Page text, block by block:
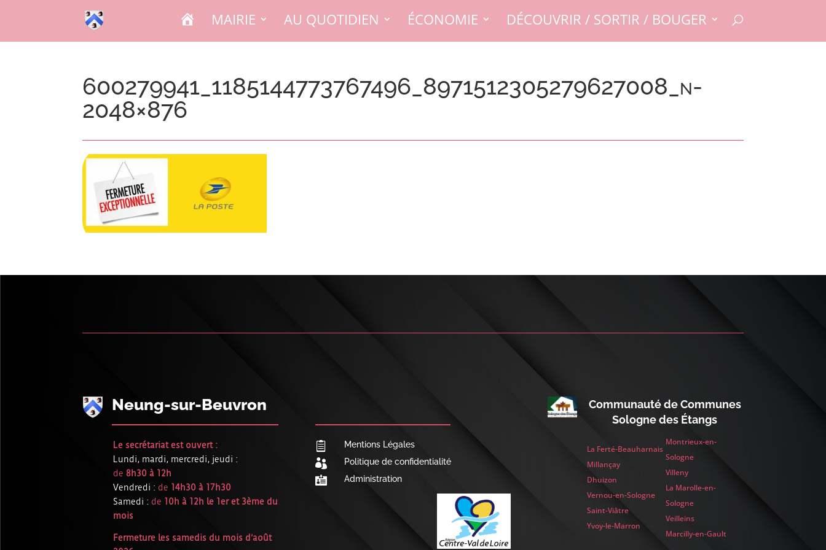
U
MAIRIE AU QUOTIDIEN ÉCONOMIE DÉCOUVRIR / SORTIR / BOUGER
600279941_1185144773767496_8971512305279627008_n-
2048×876
Neung-sur-Beuvron
Le secrétariat est ouvert :
Lundi, mardi, mercredi, jeudi :
de8h30 à 12h
Vendredi : de 14h30 à 17h30
Samedi : de 10h à 12h le 1er et 3ème du
mois
Fermeture les samedis du mois d’août
 Mentions Légales
 Politique de confidentialité
 Administration
Communauté de Communes
Sologne des Étangs
La Ferté-Beauharnais
Millançay
Dhuizon
Vernou-en-Sologne
Saint-Viâtre
Yvoy-le-Marron
Montrieux-en-
Sologne
Villeny
La Marolle-en-
Sologne
Veilleins
Marcilly-en-Gault